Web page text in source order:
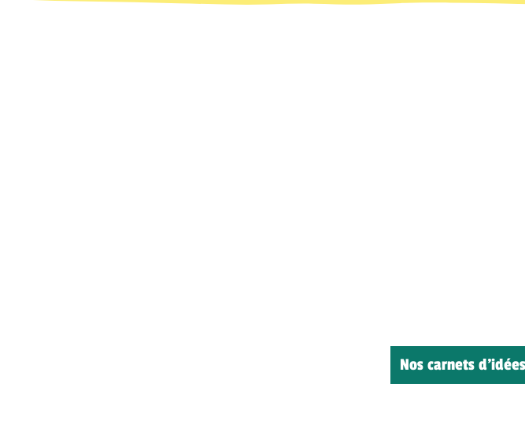
Nos carnets d’idées